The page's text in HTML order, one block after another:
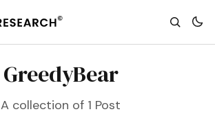
GreedyBear
A collection of 1 Post